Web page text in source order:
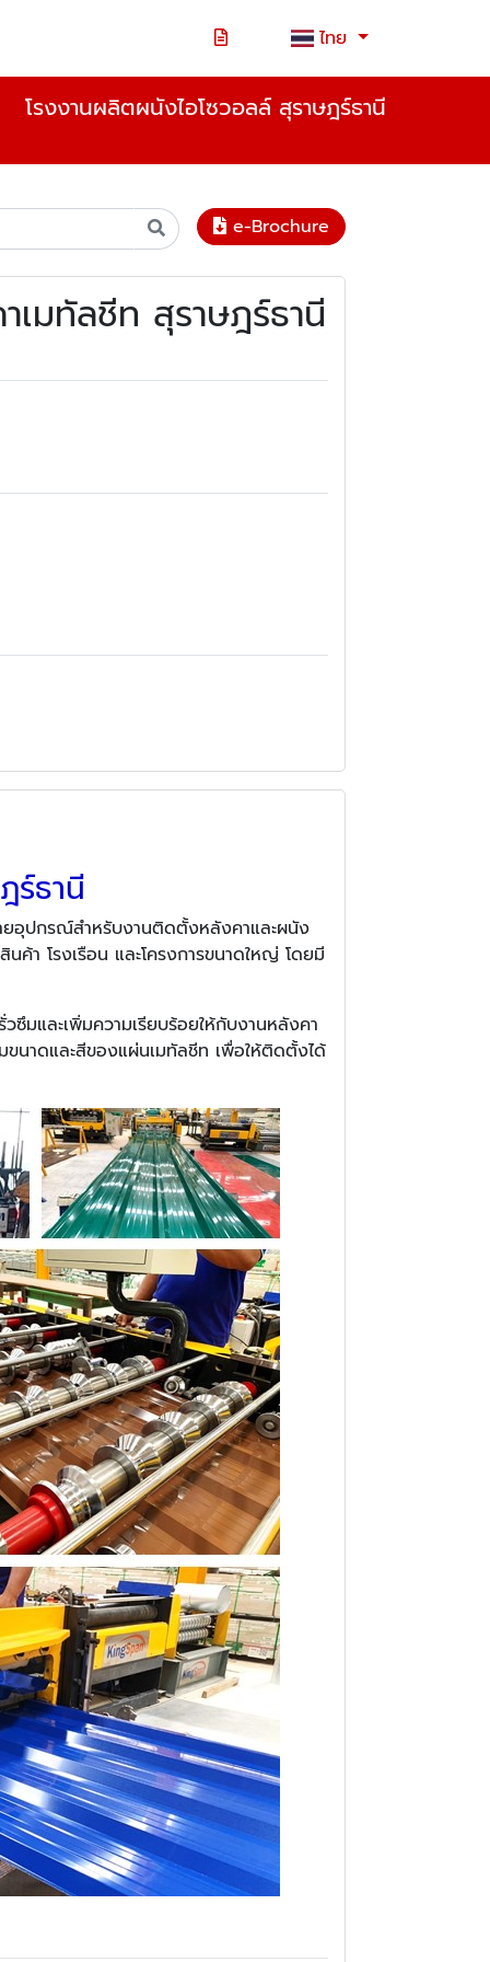
ไทย
โรงงานผลิตผนังไอโซวอลล์ สุราษฎร์ธานี
e-Brochure
มทัลชีท สุราษฎร์ธานี
ร์ธานี
ยอุปกรณ์สำหรับงานติดตั้งหลังคาและผนัง
ค้า โรงเรือน และโครงการขนาดใหญ่ โดยมี
และเพิ่มความเรียบร้อยให้กับงานหลังคา
นาดและสีของแผ่นเมทัลชีท เพื่อให้ติดตั้งได้